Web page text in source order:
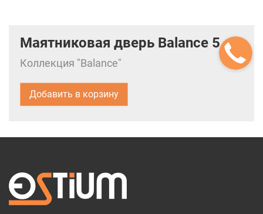
Маятниковая дверь Balance 5
Коллекция "Balance"
Добавить в корзину